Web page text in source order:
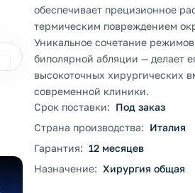
обеспечивает прецизионное
термическим повреждением
Уникальное сочетание
биполярной абляции — делает
высокоточных хирургических
современной клиники.
Срок поставки: Под заказ
Страна производства: Италия
Гарантия: 12 месяцев
Назначение: Хирургия общая